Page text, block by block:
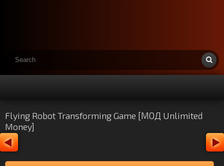
Flying Robot Transforming Game [МОД Unlimited
Money]